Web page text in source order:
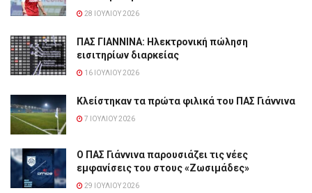
28 ΙΟΥΛΊΟΥ 2026
ΠΑΣ ΓΙΑΝΝΙΝΑ: Hλεκτρονική πώληση
εισιτηρίων διαρκείας
16 ΙΟΥΛΊΟΥ 2026
Κλείστηκαν τα πρώτα φιλικά του ΠΑΣ Γιάννινα
7 ΙΟΥΛΊΟΥ 2026
Ο ΠΑΣ Γιάννινα παρουσιάζει τις νέες
εμφανίσεις του στους «Ζωσιμάδες»
29 ΙΟΥΛΊΟΥ 2026